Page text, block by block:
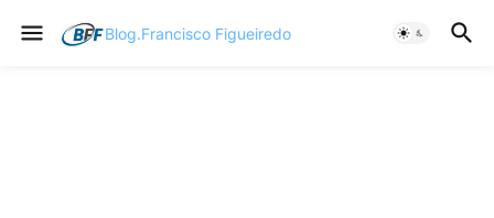
Blog.Francisco Figueiredo